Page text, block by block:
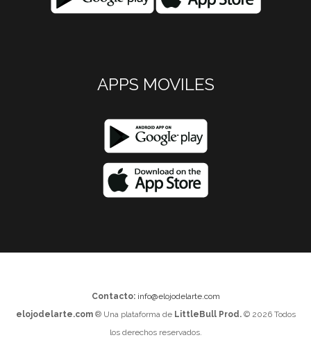
APPS MOVILES
Contacto: info@elojodelarte.com
elojodelarte.com® Una plataforma de LittleBull Prod.© 2026 Todos
los derechos reservados.